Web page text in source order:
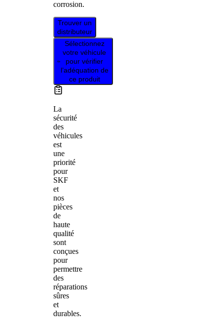
corrosion.
Trouver un
distributeur
Sélectionnez
votre véhicule
pour vérifier
l’adéquation de
ce produit
La
sécurité
des
véhicules
est
une
priorité
pour
SKF
et
nos
pièces
de
haute
qualité
sont
conçues
pour
permettre
des
réparations
sûres
et
durables.